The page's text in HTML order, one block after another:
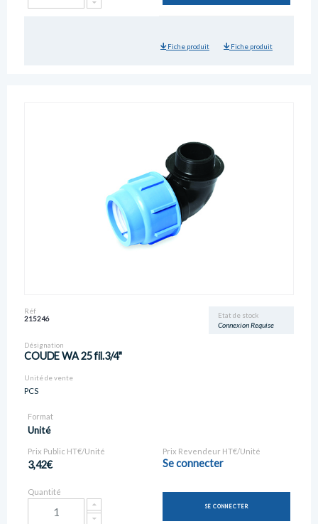
Fiche produit
Fiche produit
Etat de stock
Connexion Requise
Réf
215246
Désignation
COUDE WA 25 fil.3/4"
Unité de vente
PCS
Format
Unité
Prix Public HT€/Unité
3,42€
Prix Revendeur HT€/Unité
Se connecter
Quantité
SE CONNECTER